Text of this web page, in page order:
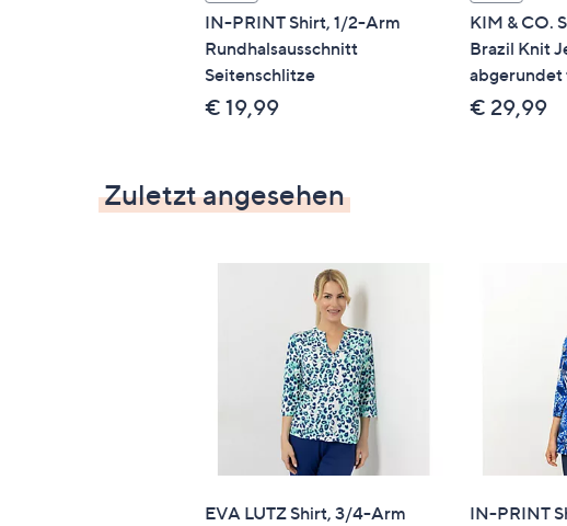
IN-PRINT Shirt, 1/2-Arm
Rundhalsausschnitt
Seitenschlitze
€ 19,99
KIM & CO.
Brazil Knit
abgerundet
€ 29,99
Zuletzt angesehen
EVA LUTZ Shirt, 3/4-Arm
IN-PRINT